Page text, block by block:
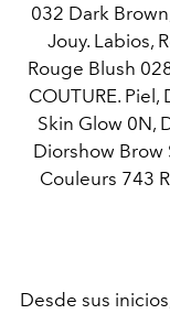
032 Dark
Jouy. Labios,
Rouge Blush
COUTURE.
Skin Glow 0N,
Diorshow Brow
Couleurs 743
Desde sus